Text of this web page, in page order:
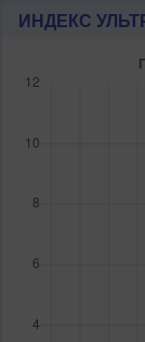
ИНДЕКС